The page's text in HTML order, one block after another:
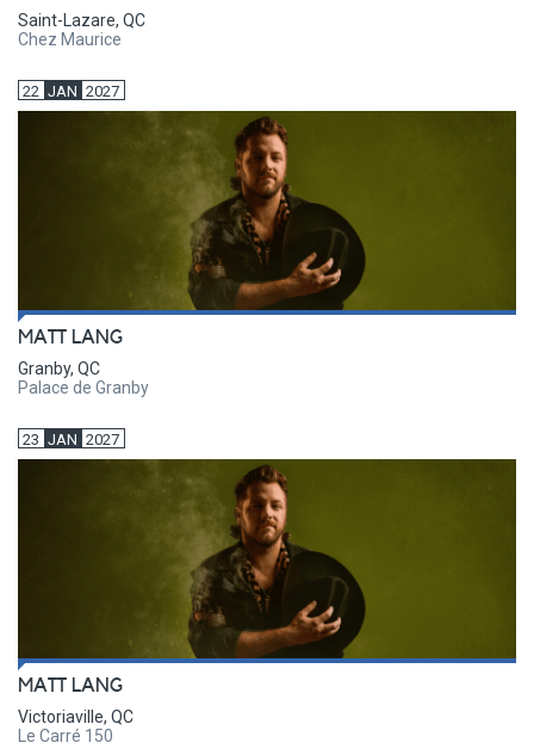
Saint-Lazare, QC
Chez Maurice
22 JAN 2027
MATT LANG
Granby, QC
Palace de Granby
23 JAN 2027
MATT LANG
Victoriaville, QC
Le Carré 150